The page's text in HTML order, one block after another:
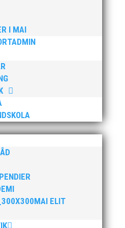
I MAI
MAI ELIT
tidigare
Foto: Thomas
MAI:s Årsmöte 2026